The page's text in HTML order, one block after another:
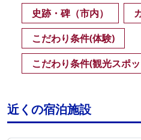
史跡・碑（市内）
こだわり条件(体験)
こだわり条件(観光スポ
近くの宿泊施設